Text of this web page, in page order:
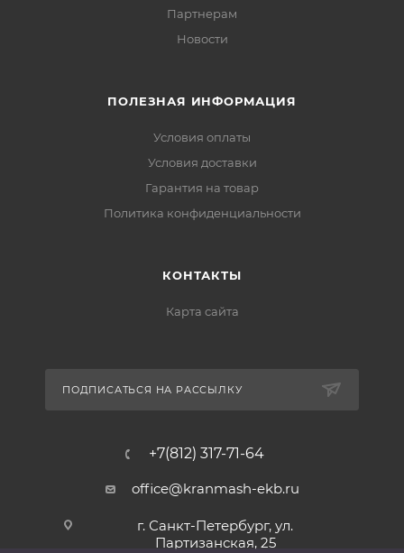
Партнерам
Новости
ПОЛЕЗНАЯ ИНФОРМАЦИЯ
Условия оплаты
Условия доставки
Гарантия на товар
Политика конфиденциальности
КОНТАКТЫ
Карта сайта
ПОДПИСАТЬСЯ НА РАССЫЛКУ
+7(812) 317-71-64
office@kranmash-ekb.ru
г. Санкт-Петербург, ул.
Партизанская, 25